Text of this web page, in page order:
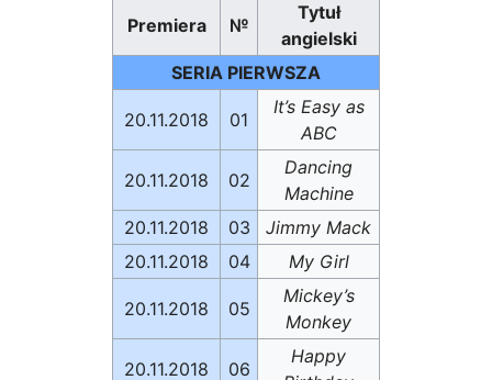
Premiera №
Tytuł
angielski
SERIA PIERWSZA
20.11.2018 01
It’s Easy as
ABC
20.11.2018 02
Dancing
Machine
20.11.2018
03
Jimmy Mack
20.11.2018
04 My Girl
20.11.2018 05
Mickey’s
Monkey
20.11.2018 06
Happy